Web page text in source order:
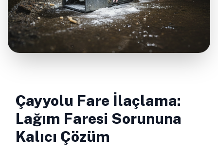
Çayyolu Fare İlaçlama:
Lağım Faresi Sorununa
Kalıcı Çözüm